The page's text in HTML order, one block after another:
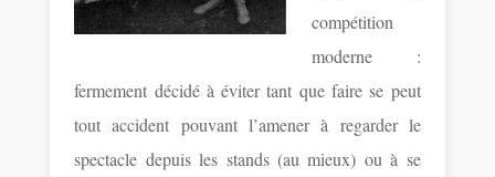
compétition
moderne :
fermement décidé à éviter tant que faire se peut
tout accident pouvant l’amener à regarder le
spectacle depuis les stands (au mieux) ou à se